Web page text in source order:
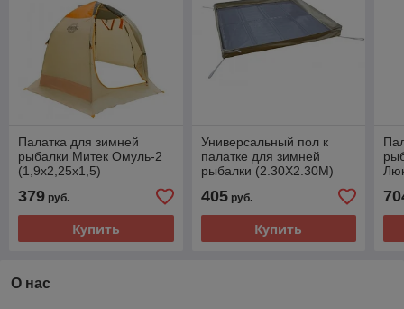
Палатка для зимней
рыбалки Митек Омуль-2
(1,9х2,25х1,5)
379 руб.
Купить
Универсальный пол к
палатке для зимней
рыбалки (2.30Х2.30М)
405руб.
Купить
О нас